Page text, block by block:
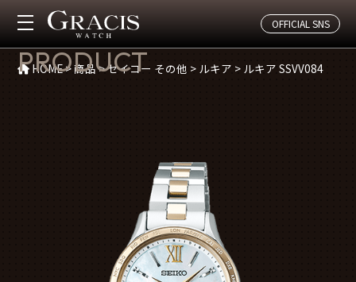
OFFICIAL SNS
商品紹介
PRODUCT
HOME>商品>セイコー その他 > ルキア > ルキア SSVV084